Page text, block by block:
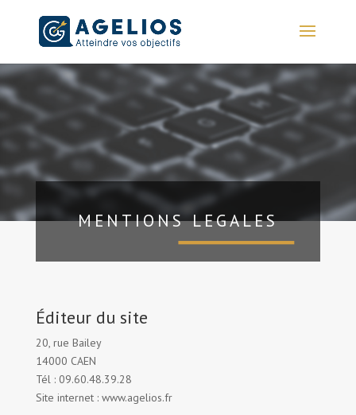
MENTIONS LEGALES
Éditeur du site
20, rue Bailey
14000 CAEN
Tél : 09.60.48.39.28
Site internet : www.agelios.fr